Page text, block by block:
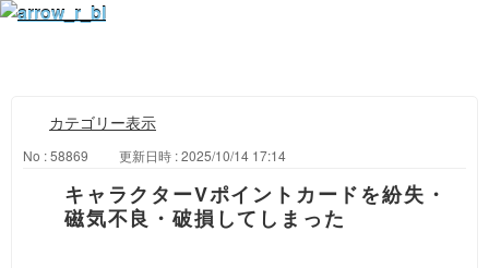
カテゴリー表示
No : 58869 更新日時 : 2025/10/14 17:14
キャラクターVポイントカードを紛失・
磁気不良・破損してしまった